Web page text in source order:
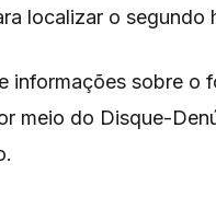
localizar o segundo
informações sobre o
meio do Disque-